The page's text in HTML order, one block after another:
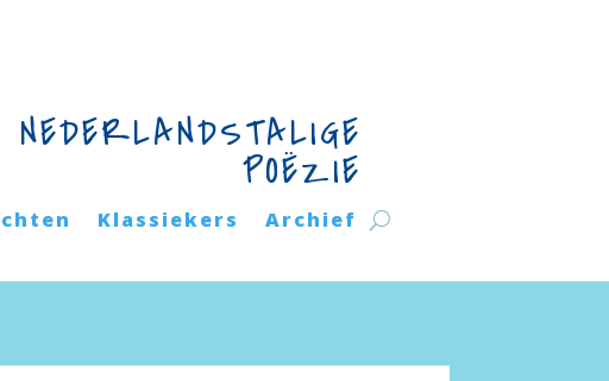
POËZIE
Klassiekers Archief